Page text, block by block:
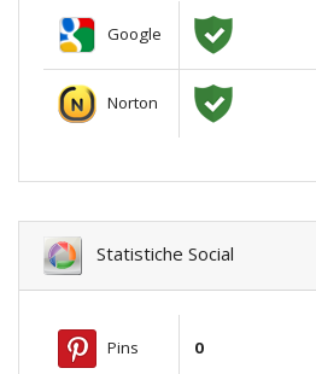
Google
Norton
Statistiche Social
Pins 0